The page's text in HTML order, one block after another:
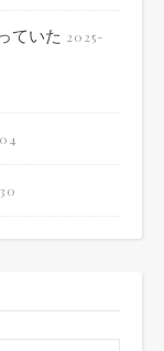
ていた 2025-